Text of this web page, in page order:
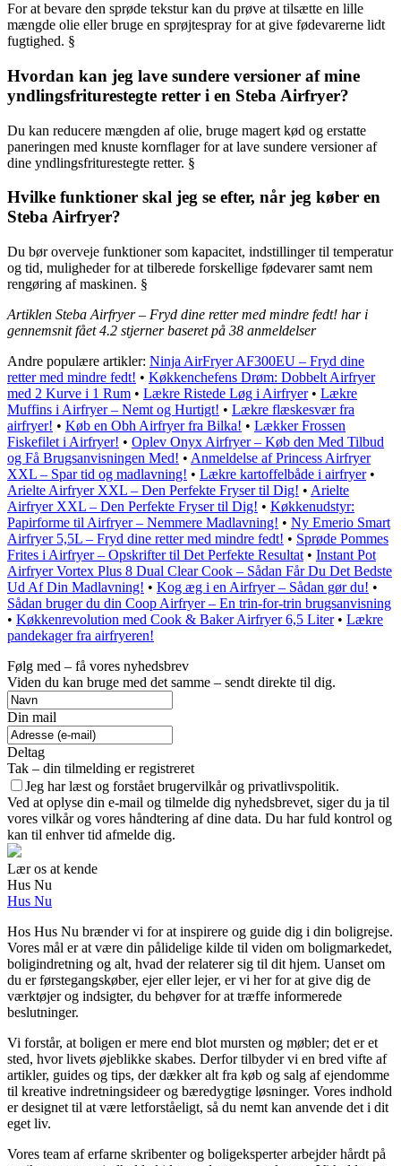
For at bevare den sprøde tekstur kan du prøve at tilsætte en lille
mængde olie eller bruge en sprøjtespray for at give fødevarerne lidt
fugtighed. §
Hvordan kan jeg lave sundere versioner af mine
yndlingsfriturestegte retter i en Steba Airfryer?
Du kan reducere mængden af olie, bruge magert kød og erstatte
paneringen med knuste kornflager for at lave sundere versioner af
dine yndlingsfriturestegte retter. §
Hvilke funktioner skal jeg se efter, når jeg køber en
Steba Airfryer?
Du bør overveje funktioner som kapacitet, indstillinger til temperatur
og tid, muligheder for at tilberede forskellige fødevarer samt nem
rengøring af maskinen. §
Artiklen Steba Airfryer – Fryd dine retter med mindre fedt! har i
gennemsnit fået4.2 stjerner baseret på 38 anmeldelser
Andre populære artikler: Ninja AirFryer AF300EU – Fryd dine
retter med mindre fedt! • Køkkenchefens Drøm: Dobbelt Airfryer
med 2 Kurve i 1 Rum • Lækre Ristede Løg i Airfryer• Lækre
Muffins i Airfryer – Nemt og Hurtigt! • Lækre flæskesvær fra
airfryer! • Køb en Obh Airfryer fra Bilka! • Lækker Frossen
Fiskefilet i Airfryer! • Oplev Onyx Airfryer – Køb den Med Tilbud
og Få Brugsanvisningen Med! • Anmeldelse af Princess Airfryer
XXL – Spar tid og madlavning! • Lækre kartoffelbåde i airfryer•
Arielte Airfryer XXL – Den Perfekte Fryser til Dig! • Arielte
Airfryer XXL – Den Perfekte Fryser til Dig! • Køkkenudstyr:
Papirforme til Airfryer – Nemmere Madlavning! • Ny Emerio Smart
Airfryer 5,5L – Fryd dine retter med mindre fedt! • Sprøde Pommes
Frites i Airfryer – Opskrifter til Det Perfekte Resultat • Instant Pot
Airfryer Vortex Plus 8 Dual Clear Cook – Sådan Får Du Det Bedste
Ud Af Din Madlavning! • Kog æg i en Airfryer – Sådan gør du! •
Sådan bruger du din Coop Airfryer – En trin-for-trin brugsanvisning
• Køkkenrevolution med Cook & Baker Airfryer 6,5 Liter• Lækre
pandekager fra airfryeren!
Følg med – få vores nyhedsbrev
Viden du kan bruge med det samme – sendt direkte til dig.
Din mail
Deltag
Tak – din tilmelding er registreret
Jeg har læst og forstået brugervilkår og privatlivspolitik.
Ved at oplyse din e-mail og tilmelde dig nyhedsbrevet, siger du ja til
vores vilkår og vores håndtering af dine data. Du har fuld kontrol og
kan til enhver tid afmelde dig.
Lær os at kende
Hus Nu
Hus Nu
Hos Hus Nu brænder vi for at inspirere og guide dig i din boligrejse.
Vores mål er at være din pålidelige kilde til viden om boligmarkedet,
boligindretning og alt, hvad der relaterer sig til dit hjem. Uanset om
du er førstegangskøber, ejer eller lejer, er vi her for at give dig de
værktøjer og indsigter, du behøver for at træffe informerede
beslutninger.
Vi forstår, at boligen er mere end blot mursten og møbler; det er et
sted, hvor livets øjeblikke skabes. Derfor tilbyder vi en bred vifte af
artikler, guides og tips, der dækker alt fra køb og salg af ejendomme
til kreative indretningsideer og bæredygtige løsninger. Vores indhold
er designet til at være letforståeligt, så du nemt kan anvende det i dit
eget liv.
Vores team af erfarne skribenter og boligeksperter arbejder hårdt på